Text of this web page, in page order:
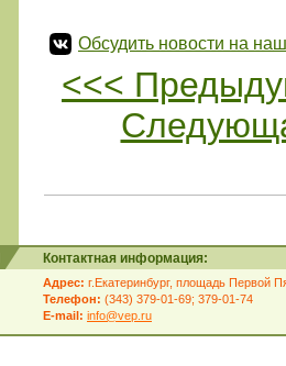
Обсудить новости на
<<<
Контактная информация:
Адрес: г.Екатеринбург, площадь Первой
Телефон: (343) 379-01-69; 379-01-74
E-mail: info@vep.ru